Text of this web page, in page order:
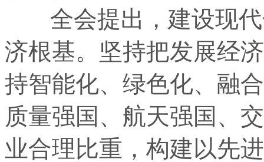
全会提出，建设现代
济根基。坚持把发展经
持智能化、绿色化、融
质量强国、航天强国、
业合理比重，构建以先